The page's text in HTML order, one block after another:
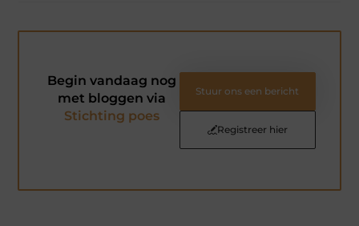
Begin vandaag nog
met bloggen via
Stichting poes
Stuur ons een bericht
Registreer hier